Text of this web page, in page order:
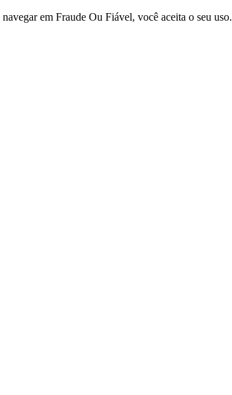
em Fraude Ou Fiável, você aceita o seu uso.